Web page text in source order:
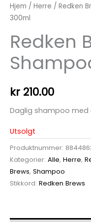
Hjem / Herre / Redken
300ml
Redken
kr 210.00
Daglig shampoo
Utsolgt
Produktnummer:
Kategorier: Alle, Herre,
Brews, Shampoo
Stikkord: Redken Brews